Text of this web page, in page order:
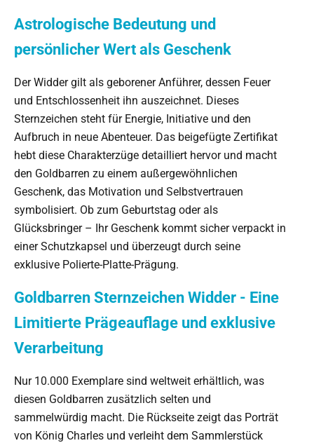
Astrologische Bedeutung und
persönlicher Wert als Geschenk
Der Widder gilt als geborener Anführer, dessen Feuer
und Entschlossenheit ihn auszeichnet. Dieses
Sternzeichen steht für Energie, Initiative und den
Aufbruch in neue Abenteuer. Das beigefügte Zertifikat
hebt diese Charakterzüge detailliert hervor und macht
den Goldbarren zu einem außergewöhnlichen
Geschenk, das Motivation und Selbstvertrauen
symbolisiert. Ob zum Geburtstag oder als
Glücksbringer – Ihr Geschenk kommt sicher verpackt in
einer Schutzkapsel und überzeugt durch seine
exklusive Polierte-Platte-Prägung.
Goldbarren Sternzeichen Widder - Eine
Limitierte Prägeauflage und exklusive
Verarbeitung
Nur 10.000 Exemplare sind weltweit erhältlich, was
diesen Goldbarren zusätzlich selten und
sammelwürdig macht. Die Rückseite zeigt das Porträt
von König Charles und verleiht dem Sammlerstück